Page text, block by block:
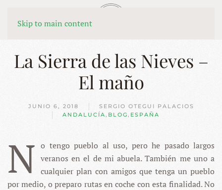
Skip to main content
MENÚ
La Sierra de las Nieves –
El maño
JUNIO 6, 2018
SERGIO OTEGUI PALACIOS
ANDALUCÍA, BLOG, ESPAÑA
N o tengo pueblo al uso, pero he pasado largos
veranos en el de mi abuela. También me uno a
cualquier plan con amigos que tenga un pueblo
por medio, o preparo rutas en coche con esta finalidad. No